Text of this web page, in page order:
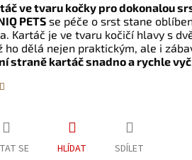
ve tvaru kočky pro dokonalou
PETS se péče o srst stane
Kartáč je ve tvaru kočičí hlavy s
ho dělá nejen praktickým, ale i
straně kartáč snadno a rychle
SE HLÍDAT SDÍLET